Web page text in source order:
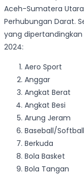
Aceh-Sumatera
Perhubungan Darat.
yang dipertandingkan
2024:
Aero Sport
Anggar
Angkat Berat
Angkat Besi
Arung Jeram
Baseball/Softball
Berkuda
Bola Basket
Bola Tangan